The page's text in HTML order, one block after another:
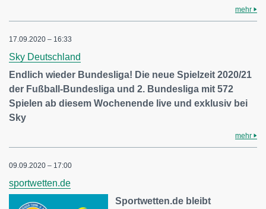
mehr
17.09.2020 – 16:33
Sky Deutschland
Endlich wieder Bundesliga! Die neue Spielzeit 2020/21
der Fußball-Bundesliga und 2. Bundesliga mit 572
Spielen ab diesem Wochenende live und exklusiv bei
Sky
mehr
09.09.2020 – 17:00
sportwetten.de
Sportwetten.de bleibt